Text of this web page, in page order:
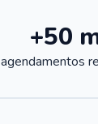
+50
agendamentos